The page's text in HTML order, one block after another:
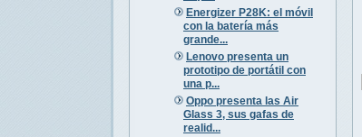
Energizer P28K: el móvil
con la batería más
grande...
Lenovo presenta un
prototipo de portátil con
una p...
Oppo presenta las Air
Glass 3, sus gafas de
realid...